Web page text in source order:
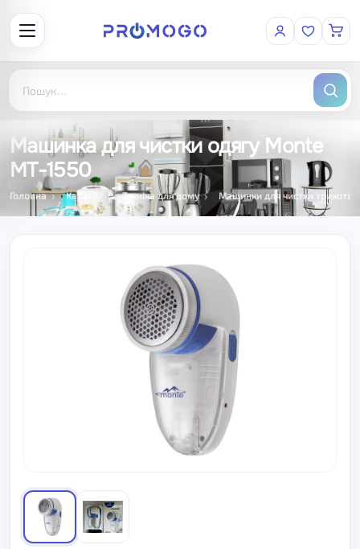
Машинка для чистки одягу Monte
MT-1550
Головна Каталог Техніка для дому Машинки для чистки